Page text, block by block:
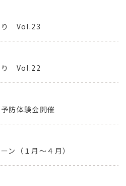
り Vol.23
り Vol.22
防体験会開催
ン（１月～４月）